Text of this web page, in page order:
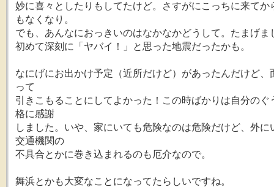
妙に喜々としたりもしてたけど。さすがにこっちに来てか
もなくなり。
でも、あんなにおっきいのはなかなかどうして。たまげま
初めて深刻に「ヤバイ！」と思った地震だったかも。
なにげにお出かけ予定（近所だけど）があったんだけど、
って
引きこもることにしてよかった！この時ばかりは自分のぐ
格に感謝
しました。いや、家にいても危険なのは危険だけど、外に
交通機関の
不具合とかに巻き込まれるのも厄介なので。
舞浜とかも大変なことになってたらしいですね。